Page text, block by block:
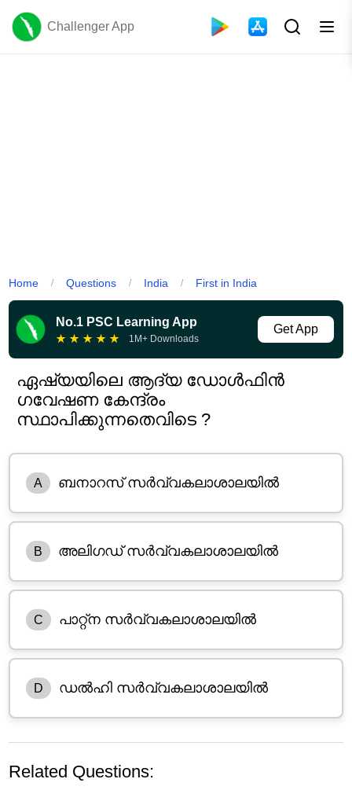
Challenger App
Home / Questions / India / First in India
No.1 PSC Learning App
★ ★ ★ ★ ★ 1M+ Downloads
Get App
ഏഷ്യയിലെ ആദ്യ ഡോൾഫിൻ
ഗവേഷണ കേന്ദ്രം
സ്ഥാപിക്കുന്നതെവിടെ ?
A ബനാറസ് സർവ്വകലാശാലയിൽ
B അലിഗഡ് സർവ്വകലാശാലയിൽ
C പാറ്റ്ന സർവ്വകലാശാലയിൽ
D ഡൽഹി സർവ്വകലാശാലയിൽ
Related Questions: